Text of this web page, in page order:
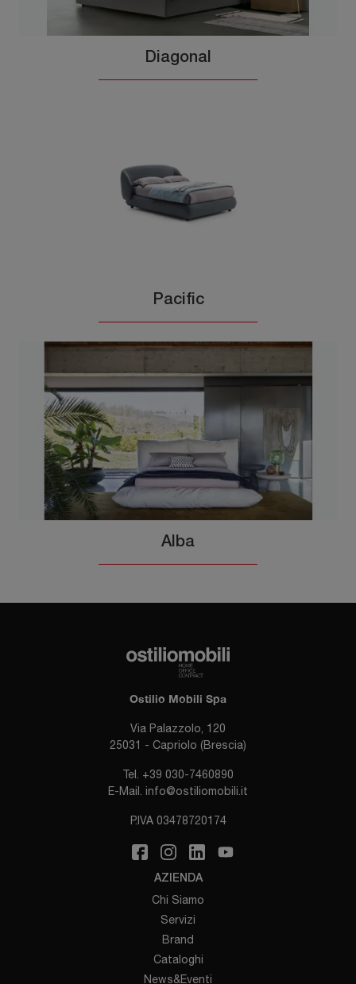
Diagonal
Pacific
Alba
Ostilio Mobili Spa
Via Palazzolo, 120
25031 - Capriolo (Brescia)
Tel. +39 030-7460890
E-Mail. info@ostiliomobili.it
P.IVA 03478720174
AZIENDA
Chi Siamo
Servizi
Brand
Cataloghi
News&Eventi